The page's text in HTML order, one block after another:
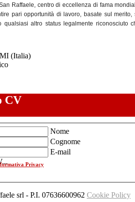
Raffaele, centro di eccellenza di fama
pari opportunità di lavoro, basate sul
qualsiasi altro status legalmente riconosciuto
MI(Italia)
CV
Nome
Cognome
E-mail
Privacy
srl - P.I. 07636600962 Cookie Policy